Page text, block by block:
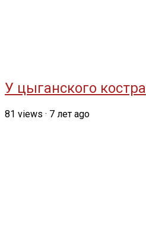
У цыганского костра
81 views · 7 лет ago